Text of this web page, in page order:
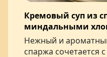
Кремовый суп из
миндальными
Нежный и
спаржа сочетается